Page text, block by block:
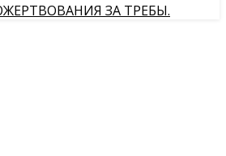
ЗА ТРЕБЫ.